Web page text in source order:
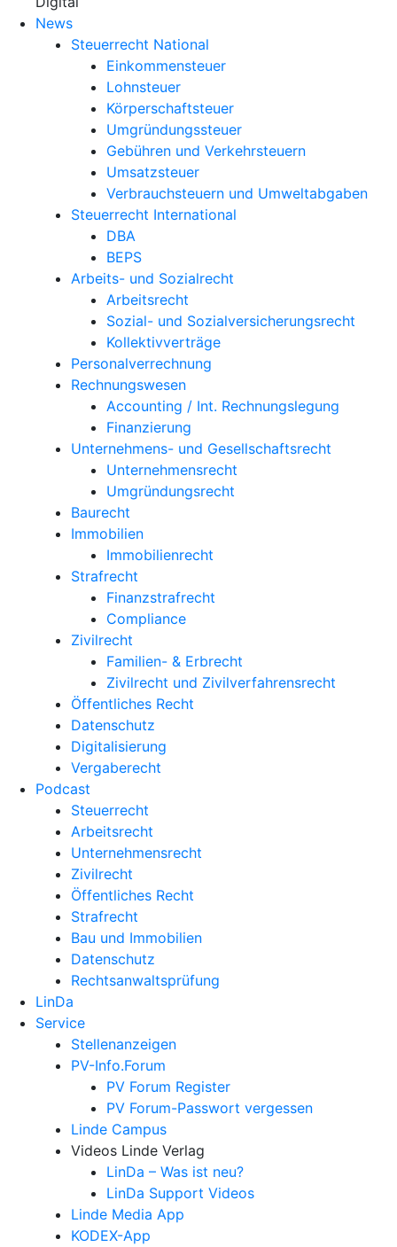
News
Steuerrecht National
Einkommensteuer
Lohnsteuer
Körperschaftsteuer
Umgründungssteuer
Gebühren und Verkehrsteuern
Umsatzsteuer
Verbrauchsteuern und Umweltabgaben
Steuerrecht International
DBA
BEPS
Arbeits- und Sozialrecht
Arbeitsrecht
Sozial- und Sozialversicherungsrecht
Kollektivverträge
Personalverrechnung
Rechnungswesen
Accounting / Int. Rechnungslegung
Finanzierung
Unternehmens- und Gesellschaftsrecht
Unternehmensrecht
Umgründungsrecht
Baurecht
Immobilien
Immobilienrecht
Strafrecht
Finanzstrafrecht
Compliance
Zivilrecht
Familien- & Erbrecht
Zivilrecht und Zivilverfahrensrecht
Öffentliches Recht
Datenschutz
Digitalisierung
Vergaberecht
Podcast
Steuerrecht
Arbeitsrecht
Unternehmens­recht
Zivilrecht
Öffentliches Recht
Strafrecht
Bau und Immobilien
Datenschutz
Rechtsanwalts­prüfung
LinDa
Service
Stellenanzeigen
PV-Info.Forum
PV Forum Register
PV Forum-Passwort vergessen
Linde Campus
Videos Linde Verlag
LinDa – Was ist neu?
LinDa Support Videos
Linde Media App
KODEX-App